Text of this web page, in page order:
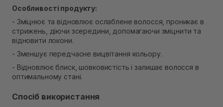
Особливості продукту:
- Зміцнює та відновлює ослаблене волосся, проникає в
стрижень, діючи зсередини, допомагаючи зміцнити та
відновити локони.
- Зменшує передчасне вицвітання кольору.
- Відновлює блиск, шовковистість і залишає волосся в
оптимальному стані.
Спосіб використання